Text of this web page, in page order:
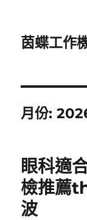
茵蝶工作
月份:
眼科適
檢推薦
波